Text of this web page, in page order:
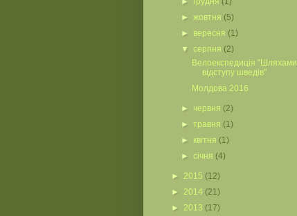
►жовтня (5)
► вересня (1)
▼серпня (2)
Велоекспедиція "Шляхами
відступу шведів"
Молдова 2016
► червня (2)
►травня (1)
► квітня (1)
►січня (4)
► 2015 (12)
► 2014 (21)
► 2013 (17)